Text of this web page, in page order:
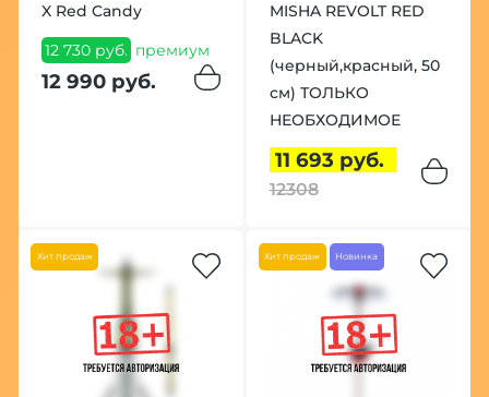
X Red Candy
12 730 руб. премиум
12 990 руб.
MISHA REVOLT RED
BLACK
(черный,красный, 50
см) ТОЛЬКО
НЕОБХОДИМОЕ
11 693 руб.
12308
Хит продаж Хит продаж Новинка